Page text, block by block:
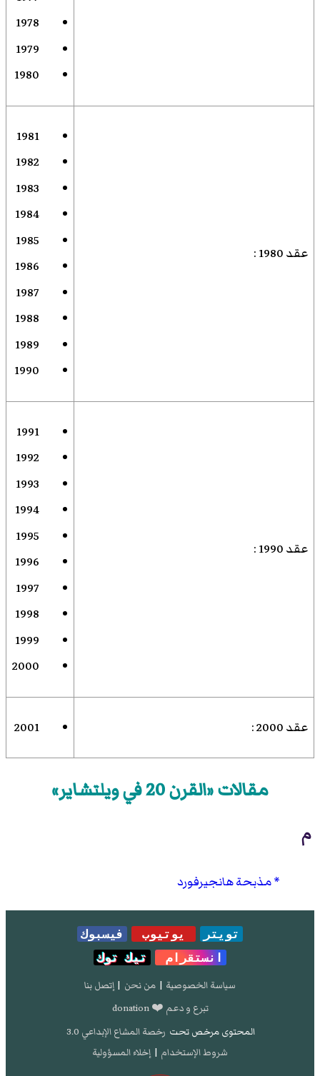
1978
1979
1980
عقد 1980 :
1981
1982
1983
1984
1985
1986
1987
1988
1989
1990
عقد 1990 :
1991
1992
1993
1994
1995
1996
1997
1998
1999
2000
عقد 2000 :
2001
مقالات «القرن 20 في ويلتشاير»
م
مذبحة هانجيرفورد
تويتر يوتيوب
فيسبوك
انستقرام
تيك توك
سياسة الخصوصية | من نحن | إتصل بنا
تبرع و دعم ❤️ donation
المحتوى مرخص تحت رخصة المشاع الإبداعي 3.0
شروط الإستخدام | إخلاء المسؤولية